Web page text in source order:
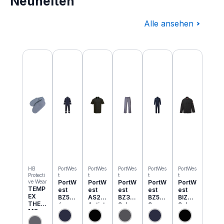
Alle ansehen
Produktgalerie überspringen
HB
Protecti
ve Wear
TEMP
EX
THER
MO
Einzie
PortWes
t
PortW
est
BZ50
6
Classi
c
PortWes
t
PortW
est
AS21
Antist
atik
ESD
PortWes
t
PortW
est
BZ31
Schw
eisser
Cargo
PortWes
t
PortW
est
BZ52
3
Bizwe
ld
PortWes
t
PortW
est
BIZ2
Schw
eisser
Jacke